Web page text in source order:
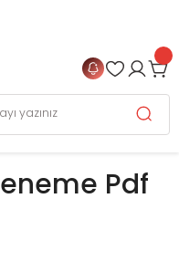
Pdf